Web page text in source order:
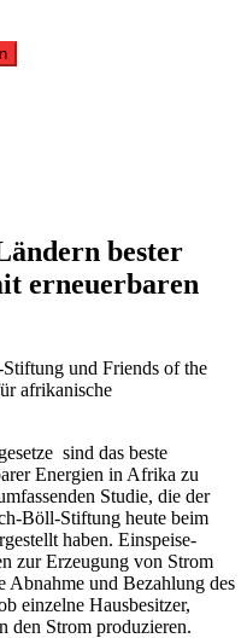
bester
erneuerbaren
und Friends of the
afrikanische
sind das beste
Energien in Afrika zu
Studie, die der
Böll-Stiftung heute beim
haben. Einspeise-
zur Erzeugung von Strom
Abnahme und Bezahlung des
einzelne Hausbesitzer,
den Strom produzieren.